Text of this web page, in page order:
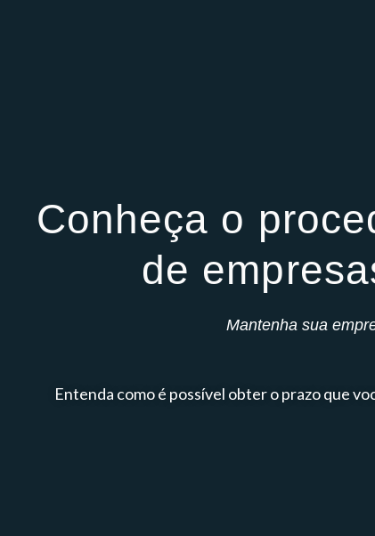
Conheça o
de
Mantenha sua
Entenda como é possível obter o prazo que